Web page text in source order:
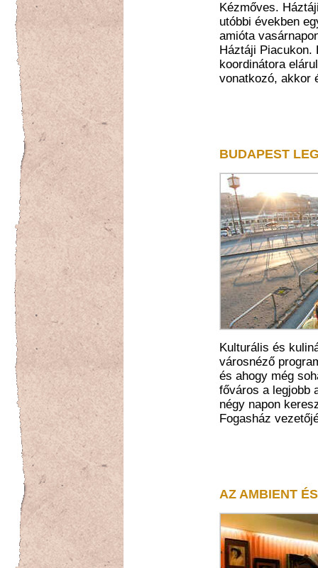
Kézmőves.
utóbbi években
amióta
Háztáji Piacukon.
koordinátora
vonatkozó,
BUDAPEST
Kulturális és
városnéző
és ahogy még
főváros a legjobb
négy napon
Fogasház
AZ AMBIENT